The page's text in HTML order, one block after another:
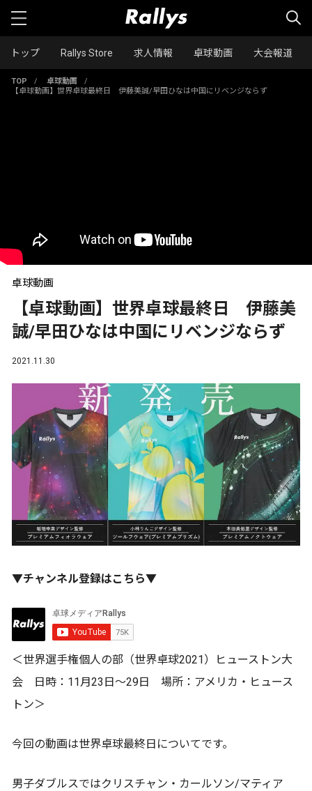
トップ Rallys Store 求人情報 卓球動画 大会報道
TOP / 卓球動画
/
【卓球動画】世界卓球最終日 伊藤美誠/早田ひなは中国にリベンジならず
卓球動画
【卓球動画】世界卓球最終日 伊藤美
誠/早田ひなは中国にリベンジならず
2021.11.30
▼チャンネル登録はこちら▼
＜世界選手権個人の部（世界卓球2021）ヒューストン大
会 日時：11月23日～29日 場所：アメリカ・ヒュース
トン＞
今回の動画は世界卓球最終日についてです。
男子ダブルスではクリスチャン・カールソン/マティア